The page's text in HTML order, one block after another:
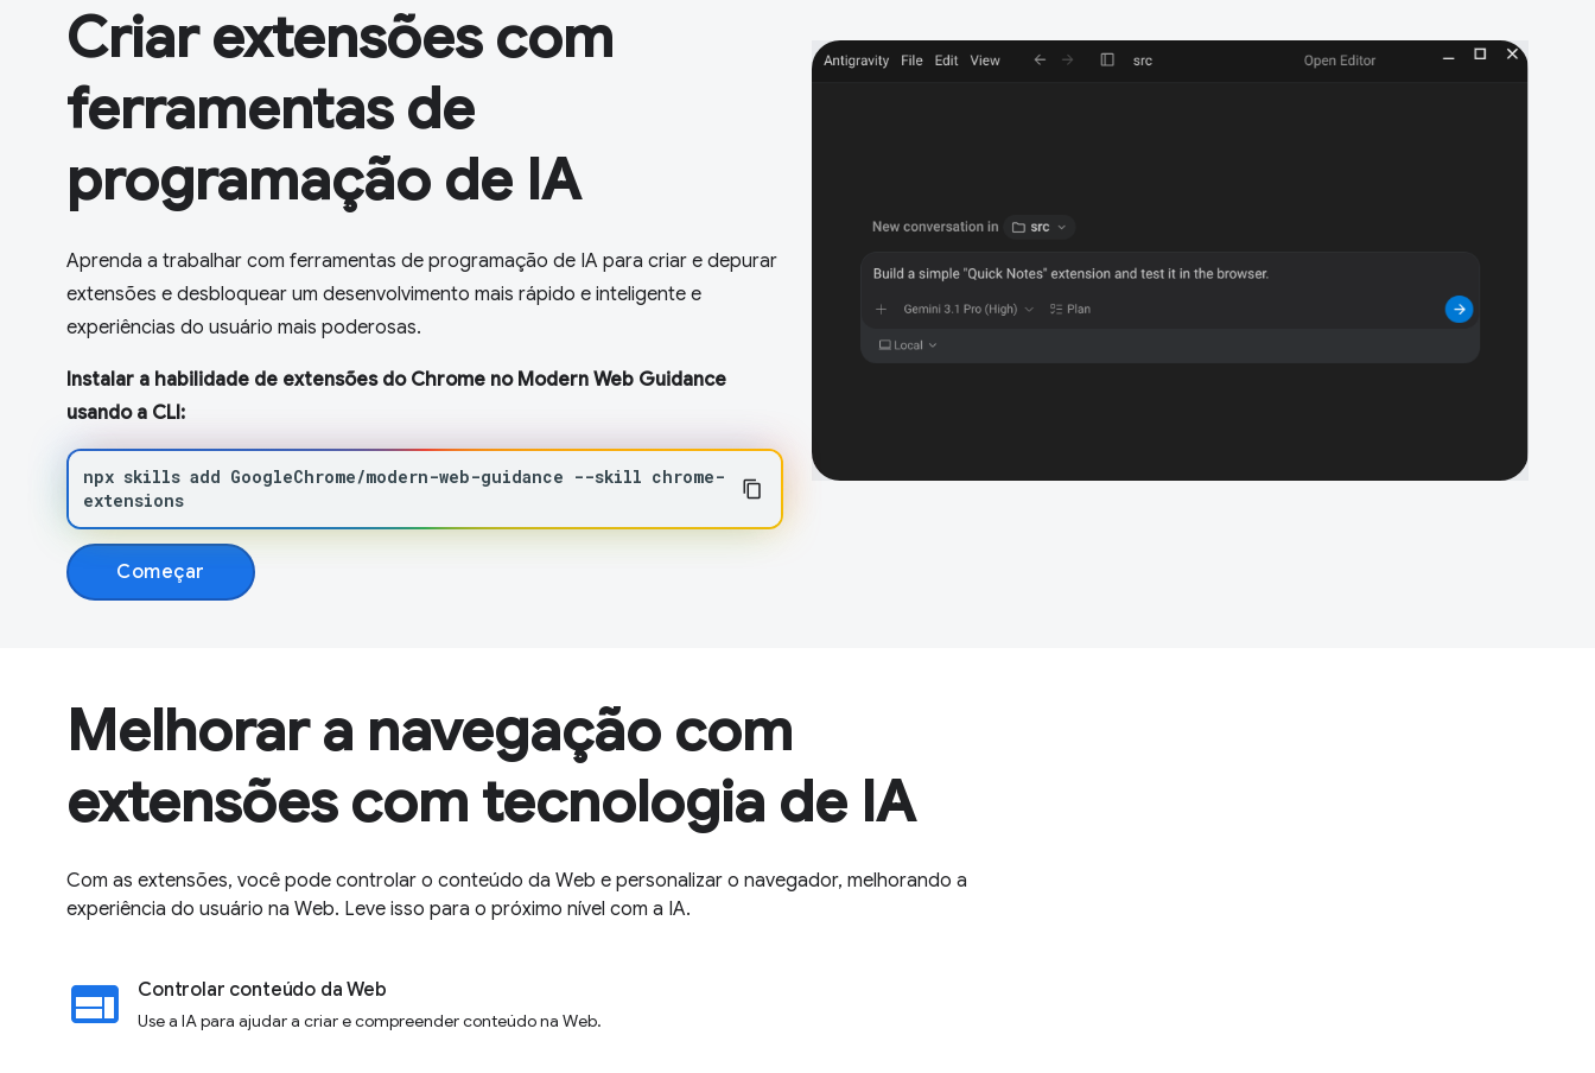
Criar extensões com
ferramentas de
programação de IA
Aprenda a trabalhar com ferramentas de programação de IA para criar e depurar
extensões e desbloquear um desenvolvimento mais rápido e inteligente e
experiências do usuário mais poderosas.
Instalar a habilidade de extensões do Chrome no Modern Web Guidance
usando a CLI:
npx skills add GoogleChrome/modern-web-guidance --skill chrome-
extensions
Começar
Melhorar a navegação com
extensões com tecnologia de IA
Com as extensões, você pode controlar o conteúdo da Web e personalizar o navegador, melhorando a
experiência do usuário na Web. Leve isso para o próximo nível com a IA.
web Controlar conteúdo da Web
Use a IA para ajudar a criar e compreender conteúdo na Web.